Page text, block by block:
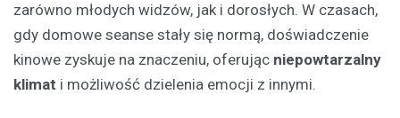
zarówno młodych widzów, jak i dorosłych. W czasach,
gdy domowe seanse stały się normą, doświadczenie
kinowe zyskuje na znaczeniu, oferując niepowtarzalny
klimat i możliwość dzielenia emocji z innymi.